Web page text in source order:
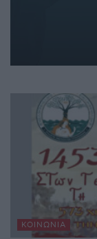
ΚΟΙΝΩΝΊΑ